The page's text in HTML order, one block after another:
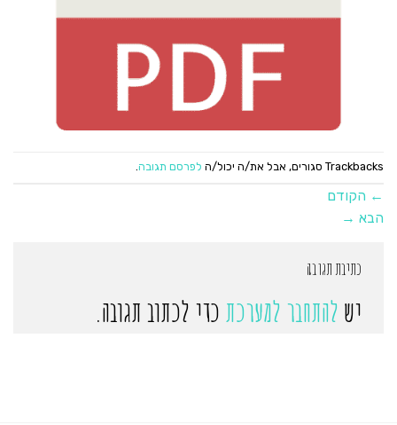
Trackbacks סגורים, אבל את/ה יכול/ה לפרסם תגובה
← הקודם
הבא →
כתיבת תגובה
יש להתחבר למערכת כדי לכתוב תגובה.